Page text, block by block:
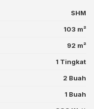
SHM
103 m²
92 m²
1 Tingkat
2 Buah
1 Buah